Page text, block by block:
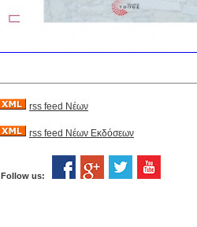
rss feed Νέων
rss feed Νέων Εκδόσεων
Follow us: